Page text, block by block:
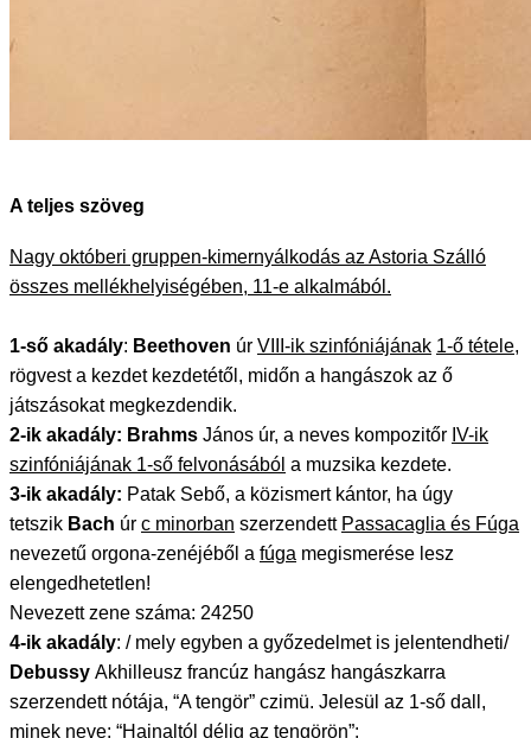
A teljes szöveg
Nagy októberi gruppen-kimernyálkodás az Astoria Szálló
összes mellékhelyiségében, 11-e alkalmából.
1-ső akadály: Beethoven úr VIII-ik szinfóniájának 1-ő tétele,
rögvest a kezdet kezdetétől, midőn a hangászok az ő
játszásokat megkezdendik.
2-ik akadály: Brahms János úr, a neves kompozitőr IV-ik
szinfóniájának 1-ső felvonásából a muzsika kezdete.
3-ik akadály: Patak Sebő, a közismert kántor, ha úgy
tetszik Bach úr c minorban szerzendett Passacaglia és Fúga
nevezetű orgona-zenéjéből a fúga megismerése lesz
elengedhetetlen!
Nevezett zene száma: 24250
4-ik akadály: / mely egyben a győzedelmet is jelentendheti/
Debussy Akhilleusz francúz hangász hangászkarra
szerzendett nótája, “A tengör” czimü. Jelesül az 1-ső dall,
minek neve: “Hajnaltól délig az tengörön”: